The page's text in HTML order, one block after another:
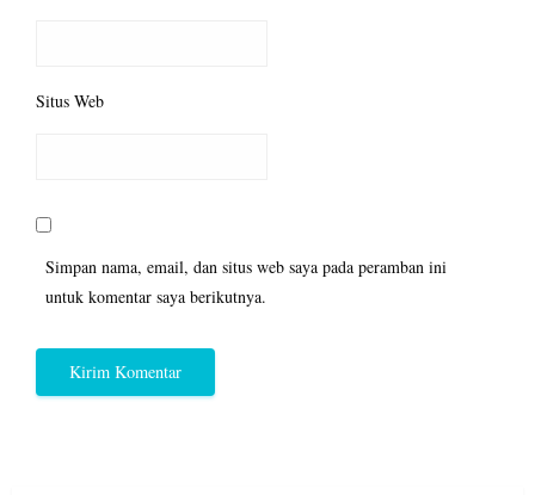
Situs Web
Simpan nama, email, dan situs web saya pada peramban ini
untuk komentar saya berikutnya.